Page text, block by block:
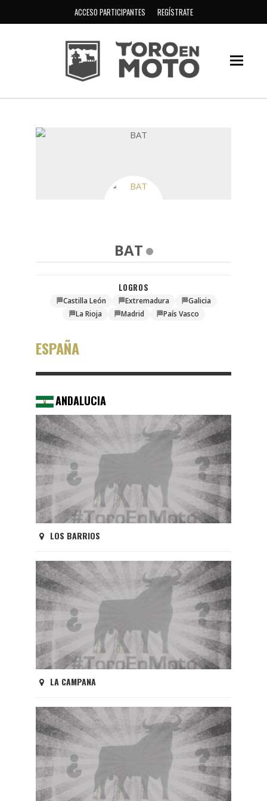
ACCESO PARTICIPANTES REGÍSTRATE
BAT
LOGROS
🏁Castilla León 🏁Extremadura 🏁Galicia
🏁La Rioja 🏁Madrid 🏁País Vasco
ESPAÑA
ANDALUCIA
LOS BARRIOS
LA CAMPANA